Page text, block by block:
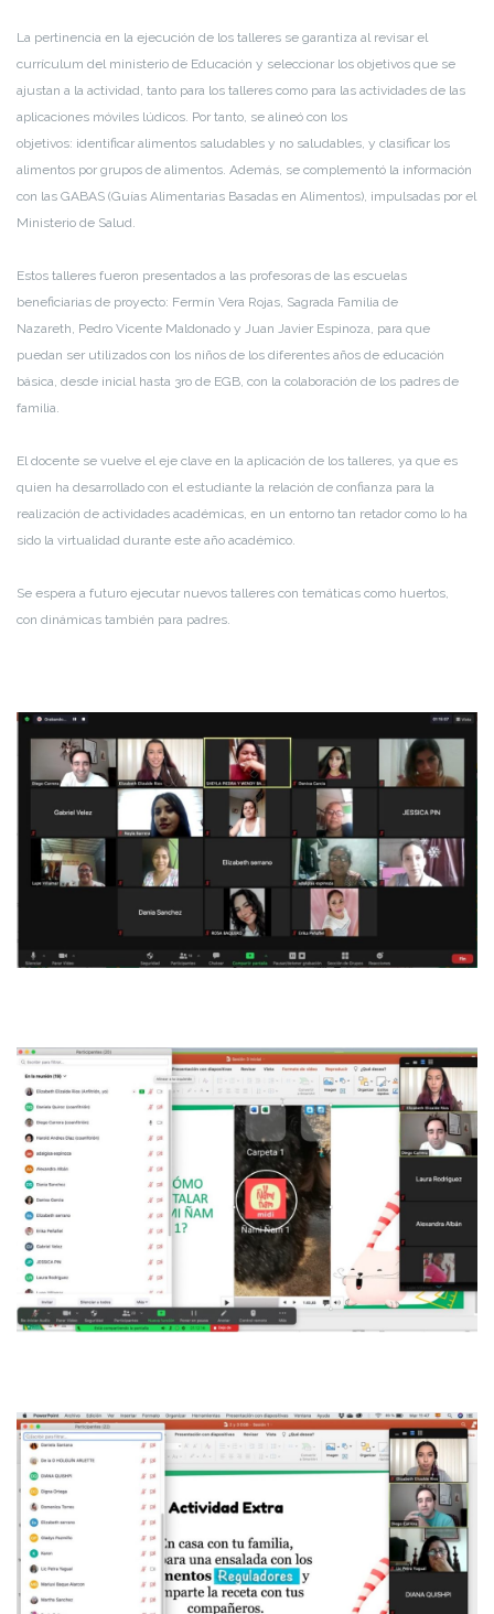
La pertinencia en la ejecución de los talleres se garantiza al revisar el
currículum del ministerio de Educación y seleccionar los objetivos que se
ajustan a la actividad, tanto para los talleres como para las actividades de las
aplicaciones móviles lúdicos. Por tanto, se alineó con los
objetivos: identificar alimentos saludables y no saludables, y clasificar los
alimentos por grupos de alimentos. Además, se complementó la información
con las GABAS (Guías Alimentarias Basadas en Alimentos), impulsadas por el
Ministerio de Salud.
Estos talleres fueron presentados a las profesoras de las escuelas
beneficiarias de proyecto: Fermín Vera Rojas, Sagrada Familia de
Nazareth, Pedro Vicente Maldonado y Juan Javier Espinoza, para que
puedan ser utilizados con los niños de los diferentes años de educación
básica, desde inicial hasta 3ro de EGB, con la colaboración de los padres de
familia.
Eldocente se vuelve el eje clave en la aplicación de los talleres, ya que es
quien ha desarrollado con el estudiante la relación de confianza para la
realización de actividades académicas, en un entorno tan retador como lo ha
sido la virtualidad durante este año académico.
Se espera a futuro ejecutar nuevos talleres con temáticas como huertos,
con dinámicas también para padres.